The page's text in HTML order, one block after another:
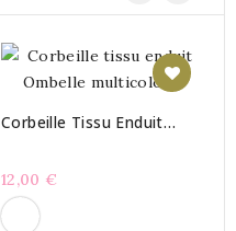
Corbeille Tissu Enduit
12,00 €